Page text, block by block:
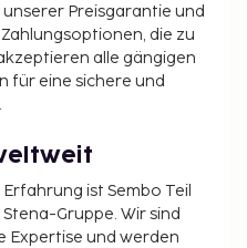
Preisgarantie und
die zu
alle gängigen
für eine sichere und
ist Sembo Teil
Gruppe. Wir sind
Expertise und werden